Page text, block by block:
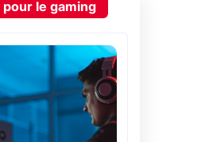
pour le gaming